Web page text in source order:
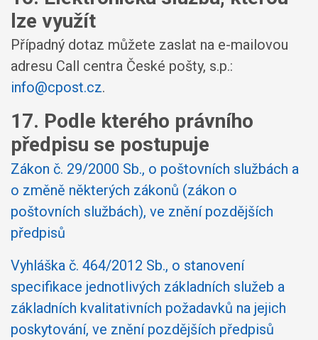
lze využít
Případný dotaz můžete zaslat na e-mailovou
adresu Call centra České pošty, s.p.:
info@cpost.cz.
17. Podle kterého právního
předpisu se postupuje
Zákon č. 29/2000 Sb., o poštovních službách a
o změně některých zákonů (zákon o
poštovních službách), ve znění pozdějších
předpisů
Vyhláška č. 464/2012 Sb., o stanovení
specifikace jednotlivých základních služeb a
základních kvalitativních požadavků na jejich
poskytování, ve znění pozdějších předpisů